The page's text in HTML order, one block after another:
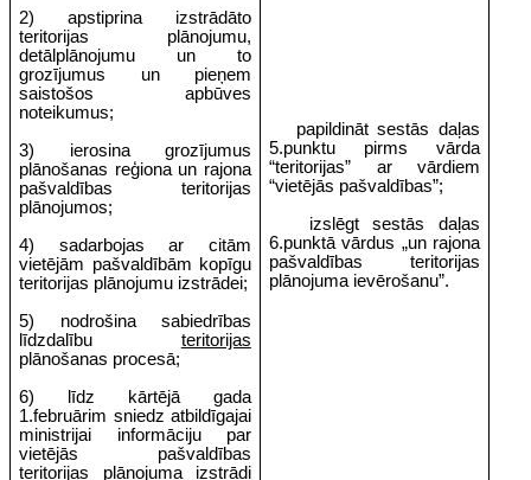
2) apstiprina izstrādāto
teritorijas plānojumu,
detālplānojumu un to
grozījumus un pieņem
saistošos apbūves
noteikumus;
3) ierosina grozījumus
plānošanas reģiona un rajona
pašvaldības teritorijas
plānojumos;
4) sadarbojas ar citām
vietējām pašvaldībām kopīgu
teritorijas plānojumu izstrādei;
5) nodrošina sabiedrības
līdzdalību teritorijas
plānošanas procesā;
6) līdz kārtējā gada
1.februārim sniedz atbildīgajai
ministrijai informāciju par
vietējās pašvaldības
teritorijas plānojuma izstrādi
papildināt sestās daļas
5.punktu pirms vārda
“teritorijas” ar vārdiem
“vietējās pašvaldības”;
izslēgt sestās daļas
6.punktā vārdus „un rajona
pašvaldības teritorijas
plānojuma ievērošanu”.